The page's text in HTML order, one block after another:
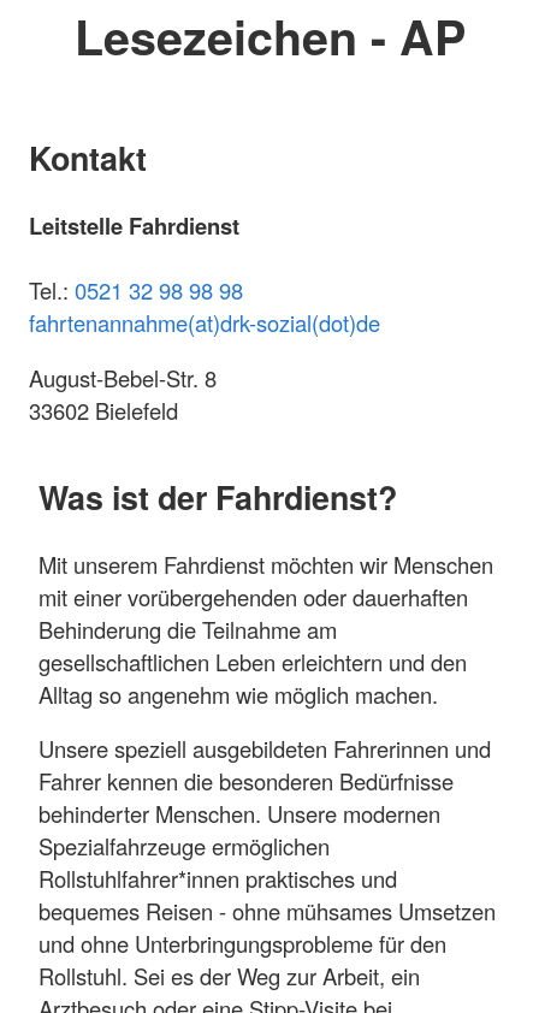
Lesezeichen - AP
Kontakt
Leitstelle Fahrdienst
Tel.: 0521 32 98 98 98
fahrtenannahme(at)drk-sozial(dot)de
August-Bebel-Str. 8
33602 Bielefeld
Was ist der Fahrdienst?
Mit unserem Fahrdienst möchten wir Menschen
mit einer vorübergehenden oder dauerhaften
Behinderung die Teilnahme am
gesellschaftlichen Leben erleichtern und den
Alltag so angenehm wie möglich machen.
Unsere speziell ausgebildeten Fahrerinnen und
Fahrer kennen die besonderen Bedürfnisse
behinderter Menschen. Unsere modernen
Spezialfahrzeuge ermöglichen
Rollstuhlfahrer*innen praktisches und
bequemes Reisen - ohne mühsames Umsetzen
und ohne Unterbringungsprobleme für den
Rollstuhl. Sei es der Weg zur Arbeit, ein